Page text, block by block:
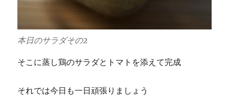
本日のサラダその2
そこに蒸し鶏のサラダとトマトを添えて完成
それでは今日も一日頑張りましょう